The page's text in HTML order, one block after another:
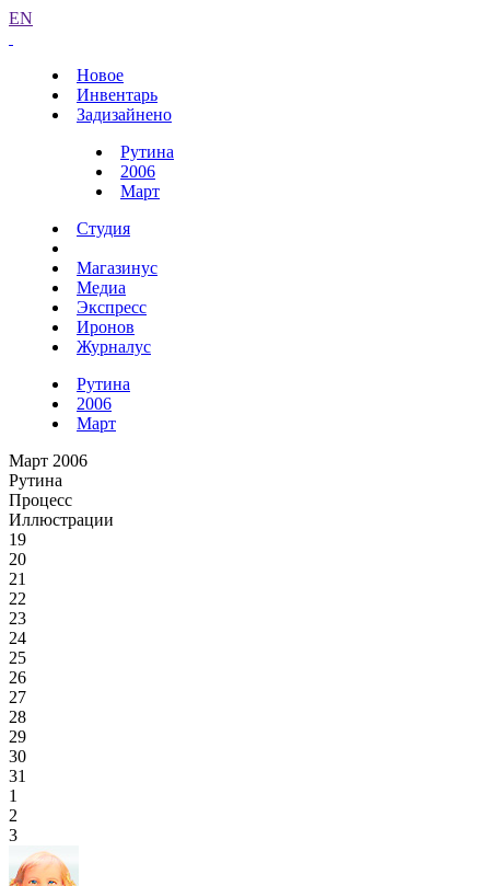
EN
Новое
Инвентарь
Задизайнено
Рутина
2006
Март
Студия
Магазинус
Медиа
Экспресс
Иронов
Журналус
Рутина
2006
Март
Март 2006
Рутина
Процесс
Иллюстрации
19
20
21
22
23
24
25
26
27
28
29
30
31
1
2
3